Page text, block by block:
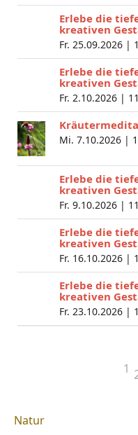
Erlebe die
kreativen
Fr. 25.09.2026 |
Erlebe die
kreativen
Fr. 2.10.2026 |
Mi. 7.10.2026 |
Erlebe die
kreativen
Fr. 9.10.2026 |
Erlebe die
kreativen
Fr. 16.10.2026 |
Erlebe die
kreativen
Fr. 23.10.2026 |
1
Natur